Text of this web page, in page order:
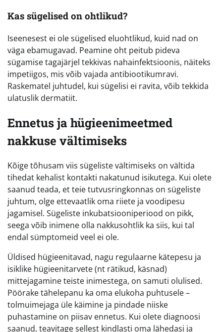
Kas sügelised on ohtlikud?
Iseenesest ei ole sügelised eluohtlikud, kuid nad on
väga ebamugavad. Peamine oht peitub pideva
sügamise tagajärjel tekkivas nahainfektsioonis, näiteks
impetiigos, mis võib vajada antibiootikumravi.
Raskematel juhtudel, kui sügelisi ei ravita, võib tekkida
ulatuslik dermatiit.
Ennetus ja hügieenimeetmed
nakkuse vältimiseks
Kõige tõhusam viis sügeliste vältimiseks on vältida
tihedat kehalist kontakti nakatunud isikutega. Kui olete
saanud teada, et teie tutvusringkonnas on sügeliste
juhtum, olge ettevaatlik oma riiete ja voodipesu
jagamisel. Sügeliste inkubatsiooniperiood on pikk,
seega võib inimene olla nakkusohtlik ka siis, kui tal
endal sümptomeid veel ei ole.
Üldised hügieenitavad, nagu regulaarne kätepesu ja
isiklike hügieenitarvete (nt rätikud, käsnad)
mittejagamine teiste inimestega, on samuti olulised.
Pöörake tähelepanu ka oma elukoha puhtusele –
tolmuimejaga üle käimine ja pindade niiske
puhastamine on piisav ennetus. Kui olete diagnoosi
saanud, teavitage sellest kindlasti oma lähedasi ja